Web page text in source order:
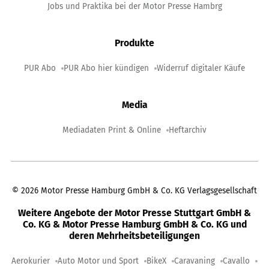
Jobs und Praktika bei der Motor Presse Hambrg
Produkte
PUR Abo PUR Abo hier kündigen Widerruf digitaler Käufe
Media
Mediadaten Print & Online Heftarchiv
© 2026 Motor Presse Hamburg GmbH & Co. KG Verlagsgesellschaft
Weitere Angebote der Motor Presse Stuttgart GmbH &
Co. KG & Motor Presse Hamburg GmbH & Co. KG und
deren Mehrheitsbeteiligungen
Aerokurier Auto Motor und Sport BikeX Caravaning Cavallo